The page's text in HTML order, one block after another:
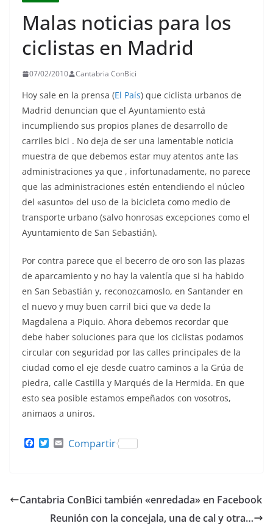
Malas noticias para los
ciclistas en Madrid
07/02/2010 Cantabria ConBici
Hoy sale en la prensa (El País) que ciclista urbanos de
Madrid denuncian que el Ayuntamiento está
incumpliendo sus propios planes de desarrollo de
carriles bici . No deja de ser una lamentable noticia
muestra de que debemos estar muy atentos ante las
administraciones ya que , infortunadamente, no parece
que las administraciones estén entendiendo el núcleo
del «asunto» del uso de la bicicleta como medio de
transporte urbano (salvo honrosas excepciones como el
Ayuntamiento de San Sebastián).
Por contra parece que el becerro de oro son las plazas
de aparcamiento y no hay la valentía que si ha habido
en San Sebastián y, reconozcamoslo, en Santander en
el nuevo y muy buen carril bici que va dede la
Magdalena a Piquio. Ahora debemos recordar que
debe haber soluciones para que los ciclistas podamos
circular con seguridad por las calles principales de la
ciudad como el eje desde cuatro caminos a la Grúa de
piedra, calle Castilla y Marqués de la Hermida. En que
esto sea posible estamos empeñados con vosotros,
animaos a uniros.
o
T
r
Compartir
Cantabria ConBici también «enredada» en Facebook
Reunión con la concejala, una de cal y otra…